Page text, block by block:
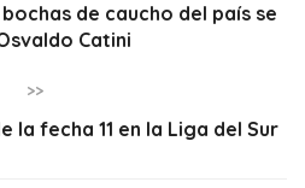
de caucho del país se
Catini
>>
la fecha 11 en la Liga del Sur